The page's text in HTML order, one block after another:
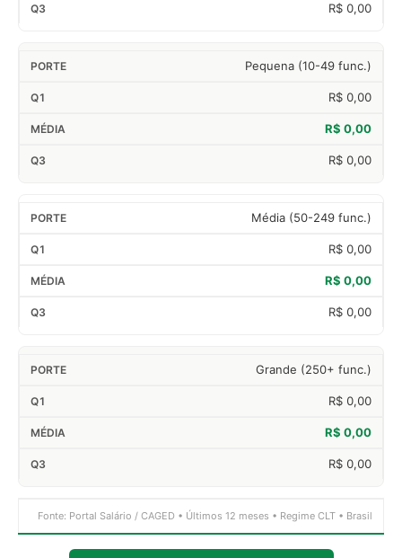
R$ 0,00
Pequena (10-49 func.)
R$ 0,00
R$ 0,00
R$ 0,00
Média (50-249 func.)
R$ 0,00
R$ 0,00
R$ 0,00
Grande (250+ func.)
R$ 0,00
R$ 0,00
R$ 0,00
Fonte: Portal Salário / CAGED • Últimos 12 meses • Regime CLT • Brasil